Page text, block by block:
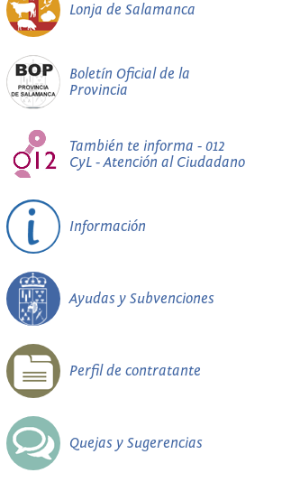
Lonja de Salamanca
Boletín Oficial de la
Provincia
También te informa - 012
CyL - Atención al Ciudadano
Información
Ayudas y Subvenciones
Perfil de contratante
Quejas y Sugerencias